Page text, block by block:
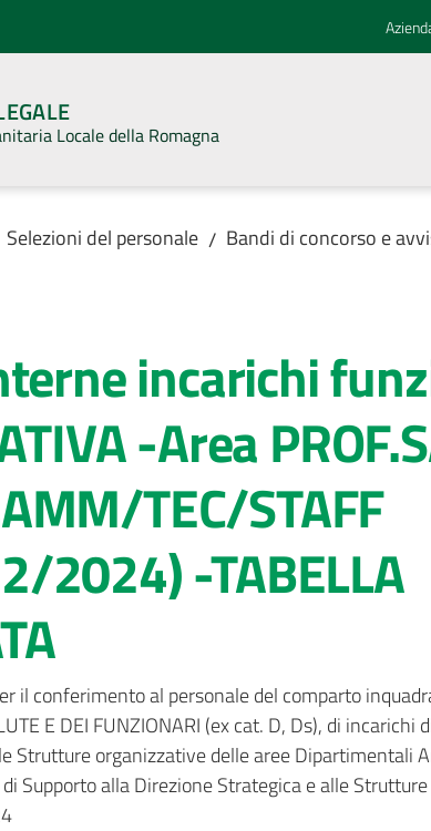
Locale della Romagna
Selezioni del personale / Bandi di concorso e
incarichi
-Area
TEC/STAFF
2024) -TABELLA
il conferimento al personale del comparto
E DEI FUNZIONARI (ex cat. D, Ds), di incarichi
Strutture organizzative delle aree Dipartimentali
Supporto alla Direzione Strategica e alle